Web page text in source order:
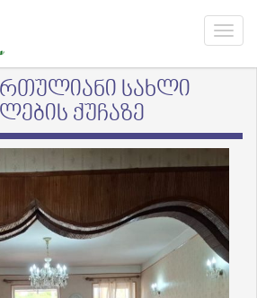
სახლი
ქუჩაზე